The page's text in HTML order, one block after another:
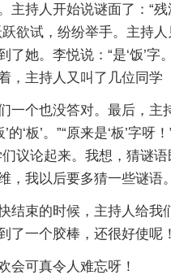
主持人开始说谜面了：“
跃欲试，纷纷举手。主持
了她。李悦说：“是‘饭’字
，主持人又叫了几位同学
一个也没答对。最后，主
的‘板’。”“原来是‘板’字呀
议论起来。我想，猜谜语
，我以后要多猜一些谜语。
结束的时候，主持人给我
了一个胶棒，还很好使呢！
会可真令人难忘呀！